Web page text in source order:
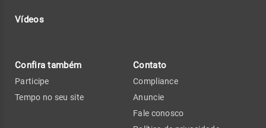
Vídeos
Confira também
Participe
Tempo no seu site
Contato
Compliance
Anuncie
Fale conosco